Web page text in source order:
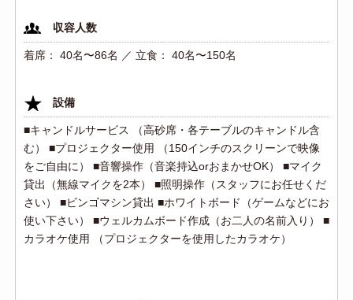
収容人数
着席： 40名〜86名 ／ 立食： 40名〜150名
設備
■キャンドルサービス （高砂席・各テーブルのキャンドル含
む） ■プロジェクター使用 （150インチのスクリーンで映像
をご自由に） ■音響操作（音楽持込orおまかせOK） ■マイク
貸出（無線マイクを2本） ■照明操作（スタッフにお任せくだ
さい） ■ビンゴマシン貸出 ■ホワイトボード（ゲームなどにお
使い下さい） ■ウェルカムボード作成（お二人の名前入り） ■
カラオケ使用 （プロジェクターを使用したカラオケ）